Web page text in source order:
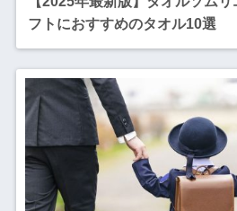
フトにおすすめのタオル10選